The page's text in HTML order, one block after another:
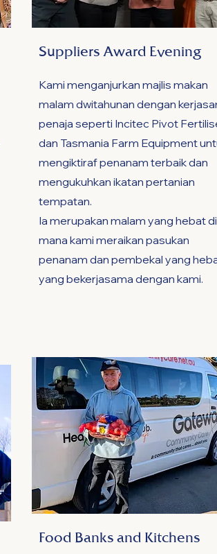
Suppliers Award Evening
Kami menganjurkan majlis makan
malam dwitahunan dengan
penaja seperti Incitec Pivot
dan Tasmania Farm Equipment
mengiktiraf penanam terbaik dan
mengukuhkan ikatan pertanian
tempatan.
Ia merupakan malam yang hebat di
mana kami meraikan pasukan
penanam dan pembekal yang
yang bekerjasama dengan kami.
Food Banks and Kitchens